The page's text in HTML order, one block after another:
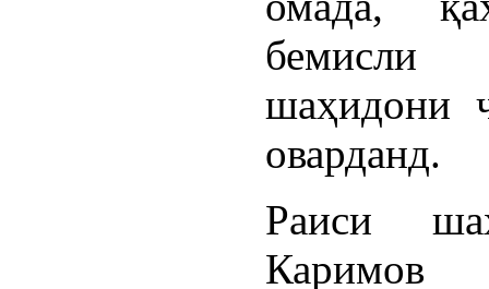
бемисли
шаҳидони
оварданд.
Раиси